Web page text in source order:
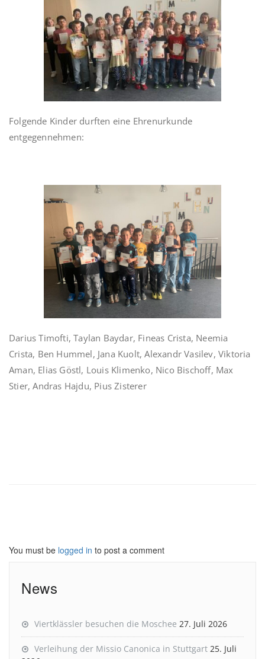
Folgende Kinder durften eine Ehrenurkunde
entgegennehmen:
Darius Timofti, Taylan Baydar, Fineas Crista, Neemia
Crista, Ben Hummel, Jana Kuolt, Alexandr Vasilev, Viktoria
Aman, Elias Göstl, Louis Klimenko, Nico Bischoff, Max
Stier, Andras Hajdu, Pius Zisterer
You must be logged in to post a comment
News
Viertklässler besuchen die Moschee 27. Juli 2026
Verleihung der Missio Canonica in Stuttgart 25. Juli